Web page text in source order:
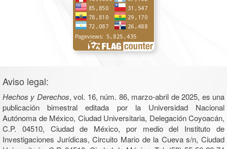
Aviso legal:
Hechos y Derechos, vol. 16, núm. 86, marzo-abril de 2025, es una
publicación bimestral editada por la Universidad Nacional
Autónoma de México, Ciudad Universitaria, Delegación Coyoacán,
C.P. 04510, Ciudad de México, por medio del Instituto de
Investigaciones Jurídicas, Circuito Mario de la Cueva s/n, Ciudad